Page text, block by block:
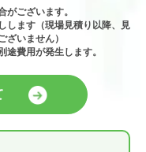
ございます。
します（現場見積り以降、見
いません）
費用が発生します。